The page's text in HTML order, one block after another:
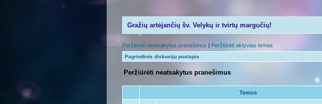
Gražių artėjančių šv. Velykų ir tvirtų margučių!
Peržiūrėti neatsakytus pranešimus | Peržiūrėti aktyvias temas
Pagrindinis diskusijų puslapis
Peržiūrėti neatsakytus pranešimus
Temos